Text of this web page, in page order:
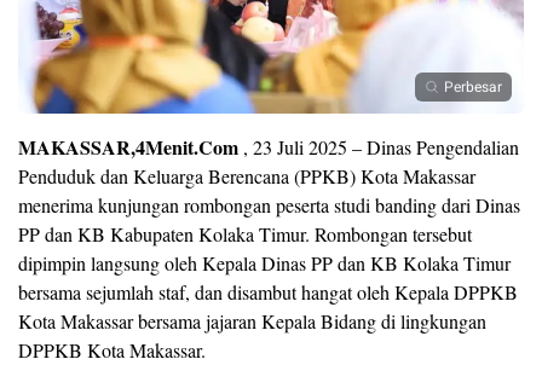
Perbesar
MAKASSAR,4Menit.Com , 23 Juli 2025 – Dinas Pengendalian
Penduduk dan Keluarga Berencana (PPKB) Kota Makassar
menerima kunjungan rombongan peserta studi banding dari Dinas
PP dan KB Kabupaten Kolaka Timur. Rombongan tersebut
dipimpin langsung oleh Kepala Dinas PP dan KB Kolaka Timur
bersama sejumlah staf, dan disambut hangat oleh Kepala DPPKB
Kota Makassar bersama jajaran Kepala Bidang di lingkungan
DPPKB Kota Makassar.